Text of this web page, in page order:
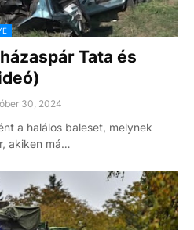
Tata és
30, 2024
a halálos baleset, melynek
akiken má…